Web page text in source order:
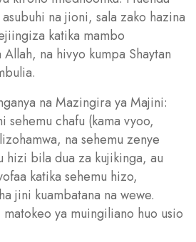
na jioni, sala zako hazina
katika mambo
na hivyo kumpa Shaytan
na Mazingira ya Majini:
sehemu chafu (kama vyoo,
na sehemu zenye
hizi bila dua za kujikinga, au
katika sehemu hizo,
jini kuambatana na wewe.
ya muingiliano huo usio